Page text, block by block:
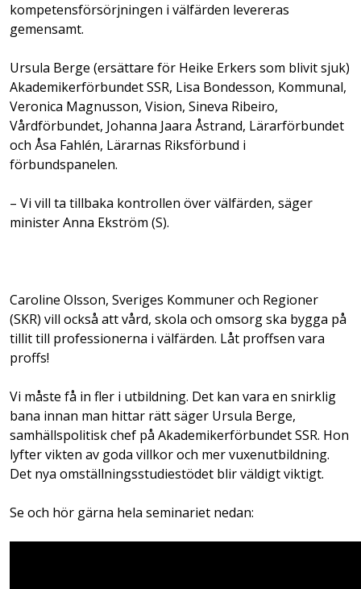
kompetensförsörjningen i välfärden levereras
gemensamt.
Ursula Berge (ersättare för Heike Erkers som blivit sjuk)
Akademikerförbundet SSR, Lisa Bondesson, Kommunal,
Veronica Magnusson, Vision, Sineva Ribeiro,
Vårdförbundet, Johanna Jaara Åstrand, Lärarförbundet
och Åsa Fahlén, Lärarnas Riksförbund i
förbundspanelen.
– Vi vill ta tillbaka kontrollen över välfärden, säger
minister Anna Ekström (S).
Caroline Olsson, Sveriges Kommuner och Regioner
(SKR) vill också att vård, skola och omsorg ska bygga på
tillit till professionerna i välfärden. Låt proffsen vara
proffs!
Vi måste få in fler i utbildning. Det kan vara en snirklig
bana innan man hittar rätt säger Ursula Berge,
samhällspolitisk chef på Akademikerförbundet SSR. Hon
lyfter vikten av goda villkor och mer vuxenutbildning.
Det nya omställningsstudiestödet blir väldigt viktigt.
Se och hör gärna hela seminariet nedan: